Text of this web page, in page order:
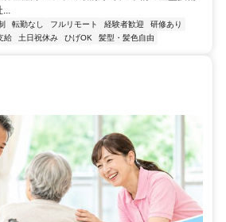
...
転勤なし フルリモート 経験者歓迎
研修あり
給 土日祝休み ひげOK 髪型・髪色自由